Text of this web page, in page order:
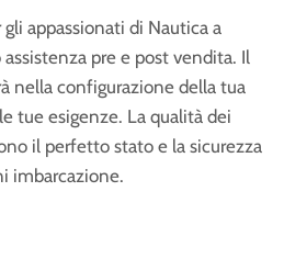
appassionati di Nautica a
pre e post vendita. Il
nella configurazione della tua
tue esigenze. La qualità dei
il perfetto stato e la sicurezza
imbarcazione.